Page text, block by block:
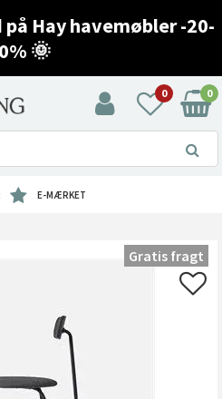
Hay havemøbler -20-
🌞
0 0
E-MÆRKET
Gratis fragt